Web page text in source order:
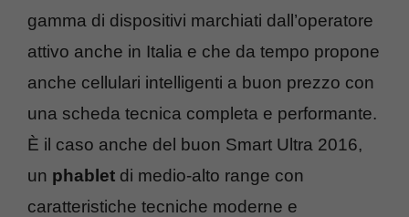
gamma di dispositivi marchiati dall’operatore
attivo anche in Italia e che da tempo propone
anche cellulari intelligenti a buon prezzo con
una scheda tecnica completa e performante.
È il caso anche del buon Smart Ultra 2016,
un phablet di medio-alto range con
caratteristiche tecniche moderne e